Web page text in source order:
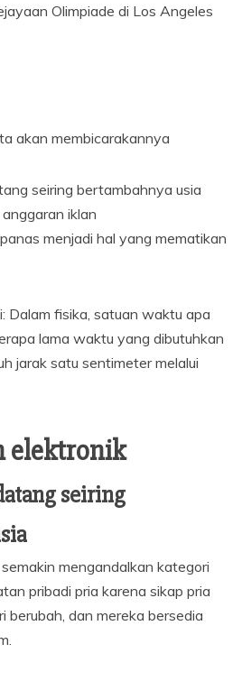
Olimpiade di Los Angeles
akan membicarakannya
seiring bertambahnya usia
iklan
menjadi hal yang mematikan
Dalam fisika, satuan waktu apa
lama waktu yang dibutuhkan
jarak satu sentimeter melalui
elektronik
seiring
mengandalkan kategori
pribadi pria karena sikap pria
dan mereka bersedia